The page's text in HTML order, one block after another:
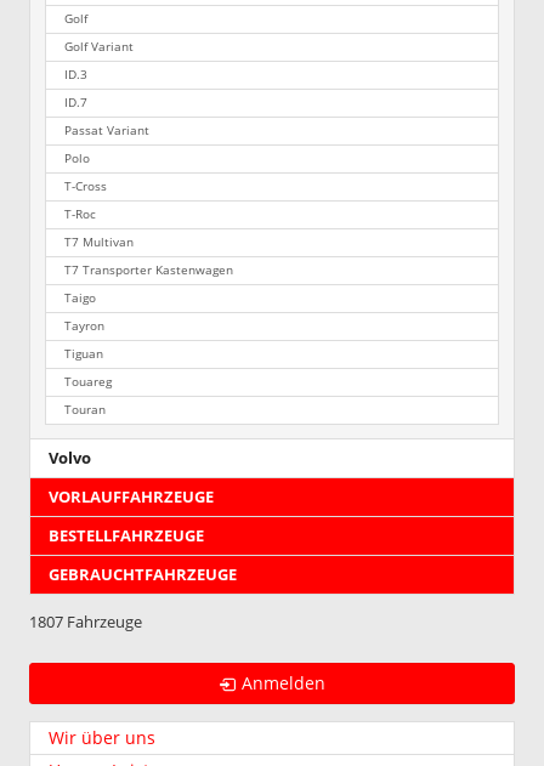
Golf
Golf Variant
ID.3
ID.7
Passat Variant
Polo
T-Cross
T-Roc
T7 Multivan
T7 Transporter Kastenwagen
Taigo
Tayron
Tiguan
Touareg
Touran
Volvo
VORLAUFFAHRZEUGE
BESTELLFAHRZEUGE
GEBRAUCHTFAHRZEUGE
1807 Fahrzeuge
Anmelden
Wir über uns